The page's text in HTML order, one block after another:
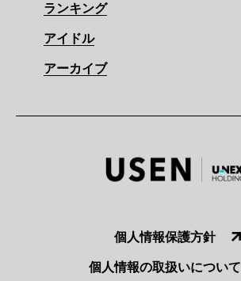
ランキング
アイドル
アーカイブ
個人情報保護方針
個人情報の取扱いについて